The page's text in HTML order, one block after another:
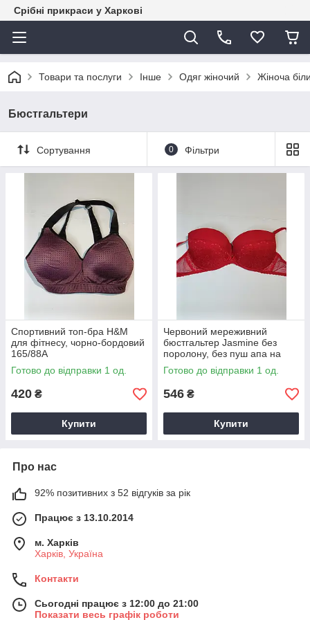
Срібні прикраси у Харкові
Товари та послуги Інше Одяг жіночий Жіноча
Бюстгальтери
Сортування 0 Фільтри
Спортивний топ-бра H&M
для фітнесу, чорно-бордовий
165/88А
Готово до відправки 1 од.
420 ₴
Купити
Червоний мереживний
бюстгальтер Jasmine без
поролону, без пуш апа на
кісточках 80B
Готово до відправки 1 од.
546 ₴
Купити
Про нас
92% позитивних з 52 відгуків за рік
Працює з 13.10.2014
м. Харків
Харків, Україна
Контакти
Сьогодні працює з 12:00 до 21:00
Показати весь графік роботи